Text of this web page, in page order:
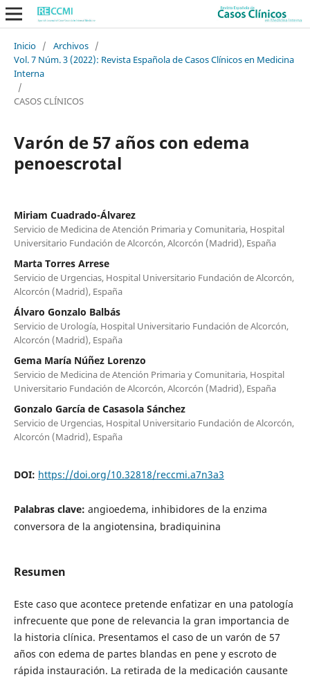
Inicio / Archivos /
Vol. 7 Núm. 3 (2022): Revista Española de Casos Clínicos en Medicina
Interna
/
CASOS CLÍNICOS
Varón de 57 años con edema
penoescrotal
Miriam Cuadrado-Álvarez
Servicio de Medicina de Atención Primaria y Comunitaria, Hospital
Universitario Fundación de Alcorcón, Alcorcón (Madrid), España
Marta Torres Arrese
Servicio de Urgencias, Hospital Universitario Fundación de Alcorcón,
Alcorcón (Madrid), España
Álvaro Gonzalo Balbás
Servicio de Urología, Hospital Universitario Fundación de Alcorcón,
Alcorcón (Madrid), España
Gema María Núñez Lorenzo
Servicio de Medicina de Atención Primaria y Comunitaria, Hospital
Universitario Fundación de Alcorcón, Alcorcón (Madrid), España
Gonzalo García de Casasola Sánchez
Servicio de Urgencias, Hospital Universitario Fundación de Alcorcón,
Alcorcón (Madrid), España
DOI: https://doi.org/10.32818/reccmi.a7n3a3
Palabras clave: angioedema, inhibidores de la enzima
conversora de la angiotensina, bradiquinina
Resumen
Este caso que acontece pretende enfatizar en una patología
infrecuente que pone de relevancia la gran importancia de
la historia clínica. Presentamos el caso de un varón de 57
años con edema de partes blandas en pene y escroto de
rápida instauración. La retirada de la medicación causante